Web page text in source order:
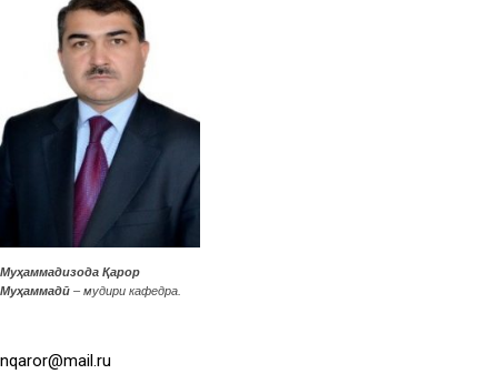
Муҳаммадизода Қарор
Муҳаммадӣ – мудири кафедра.
nqaror@mail.ru